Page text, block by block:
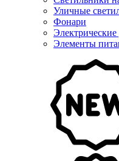
Уличные
Фонари
Элементы